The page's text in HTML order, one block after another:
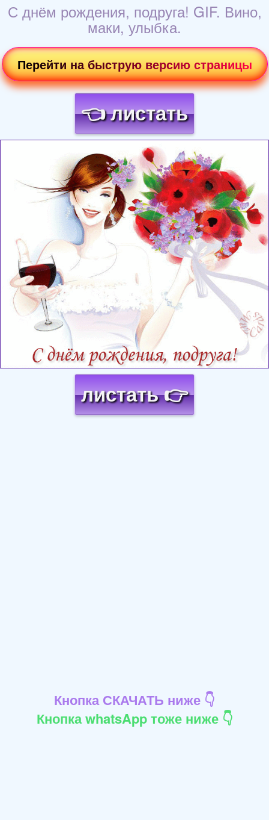
С днём рождения, подруга! GIF. Вино,
маки, улыбка.
Перейти на быструю версию страницы
👈 листать
Загрузка картинки...
листать 👉
Кнопка СКАЧАТЬ ниже 👇
Кнопка whatsApp тоже ниже 👇